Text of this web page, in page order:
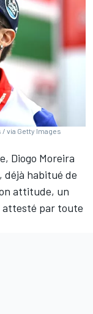
/ via Getty Images
Diogo Moreira
déjà habitué de
attitude, un
attesté par toute